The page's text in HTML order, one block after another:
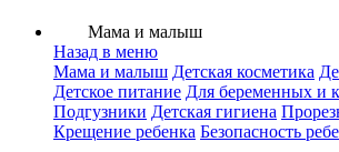
Мама и малыш
Назад в меню
Мама и малыш Детская косметика
Детское питание Для беременных и
Подгузники Детская гигиена
Крещение ребенка Безопасность